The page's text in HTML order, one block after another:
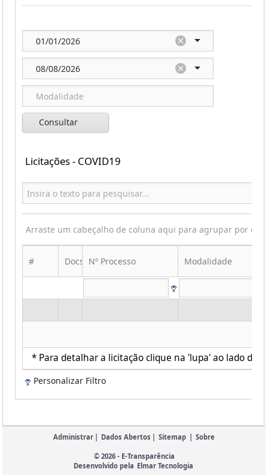
Consultar
Licitações - COVID19
Arraste um cabeçalho de coluna aqui para agrupar por
* Para detalhar a licitação clique na 'lupa' ao lado de
# Docs Nº Processo Modalidade
Personalizar Filtro
Administrar Dados Abertos Sitemap Sobre
© 2026 - E-Transparência
Desenvolvido pela Elmar Tecnologia